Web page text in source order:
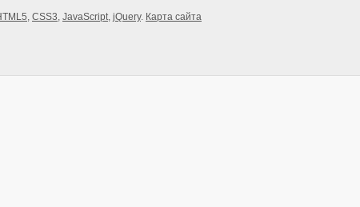
, CSS3, JavaScript, jQuery. Карта сайта